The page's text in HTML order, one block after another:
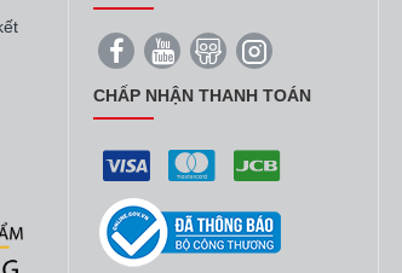
CHẤP NHẬN THANH TOÁN